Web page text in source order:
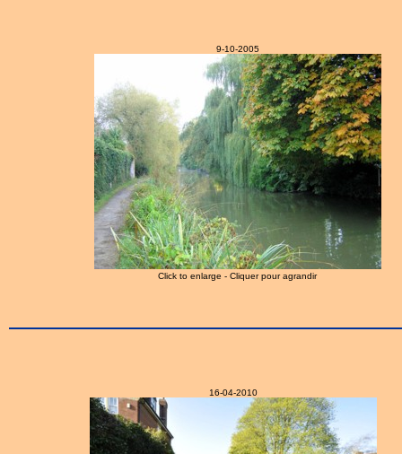
9-10-2005
Click to enlarge - Cliquer pour agrandir
16-04-2010